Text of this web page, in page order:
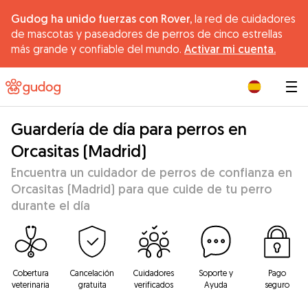
Gudog ha unido fuerzas con Rover, la red de cuidadores
de mascotas y paseadores de perros de cinco estrellas
más grande y confiable del mundo. Activar mi cuenta.
Guardería de día para perros en
Orcasitas (Madrid)
Encuentra un cuidador de perros de confianza en
Orcasitas (Madrid) para que cuide de tu perro
durante el día
Cobertura
veterinaria
Cancelación
gratuita
Cuidadores
verificados
Soporte y
Ayuda
Pago
seguro